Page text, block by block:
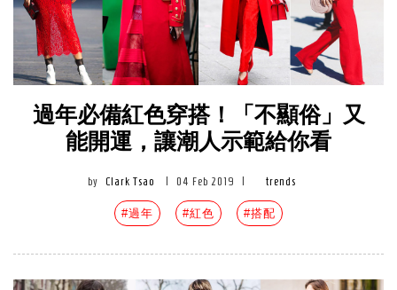
過年必備紅色穿搭！「不顯俗」又
能開運，讓潮人示範給你看
by Clark Tsao 04 Feb 2019 trends
#過年 #紅色 #搭配